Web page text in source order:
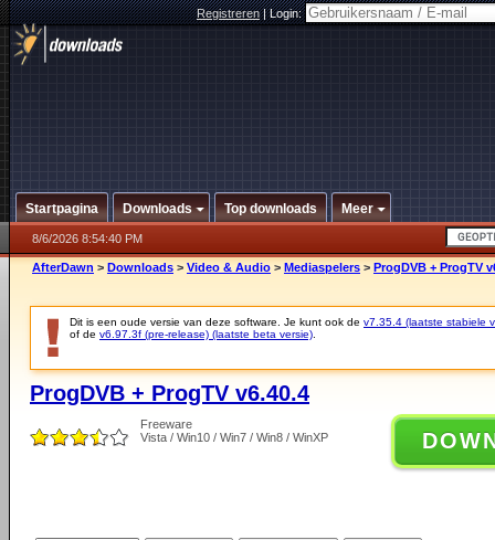
Registreren|Login:
Startpagina Downloads Top downloads Meer
8/6/2026 8:54:40 PM
AfterDawn > Downloads > Video & Audio > Mediaspelers > ProgDVB + ProgTV
Dit is een oude versie van deze software. Je kunt ook de v7.35.4 (laatste stabiele
of de v6.97.3f (pre-release) (laatste beta versie)
ProgDVB + ProgTV v6.40.4
Freeware
Vista / Win10 / Win7 / Win8 / WinXP